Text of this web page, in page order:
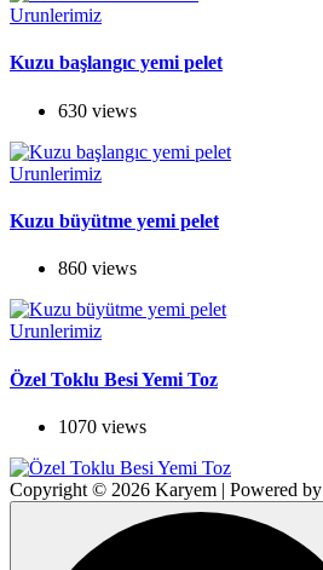
Urunlerimiz
Kuzu başlangıc yemi pelet
630 views
Urunlerimiz
Kuzu büyütme yemi pelet
860 views
Urunlerimiz
Özel Toklu Besi Yemi Toz
1070 views
Copyright © 2026 Karyem | Powered by